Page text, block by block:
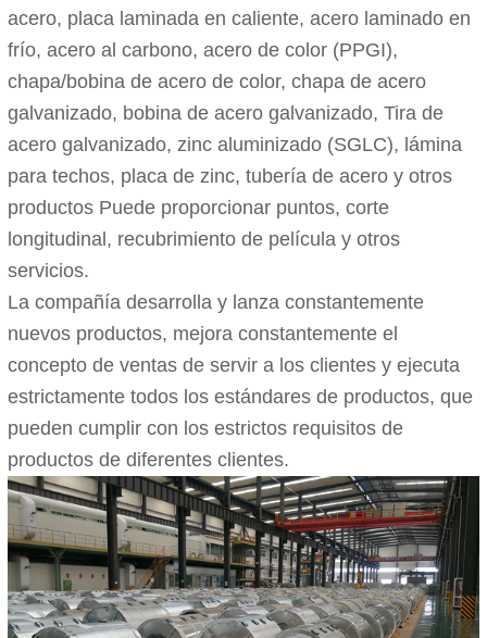
acero, placa laminada en caliente, acero laminado en
frío, acero al carbono, acero de color (PPGI),
chapa/bobina de acero de color, chapa de acero
galvanizado, bobina de acero galvanizado, Tira de
acero galvanizado, zinc aluminizado (SGLC), lámina
para techos, placa de zinc, tubería de acero y otros
productos Puede proporcionar puntos, corte
longitudinal, recubrimiento de película y otros
servicios.
La compañía desarrolla y lanza constantemente
nuevos productos, mejora constantemente el
concepto de ventas de servir a los clientes y ejecuta
estrictamente todos los estándares de productos, que
pueden cumplir con los estrictos requisitos de
productos de diferentes clientes.